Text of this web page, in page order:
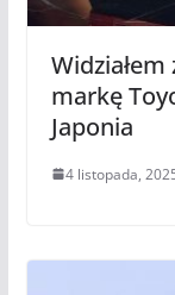
markę
Japonia
4 listopada,